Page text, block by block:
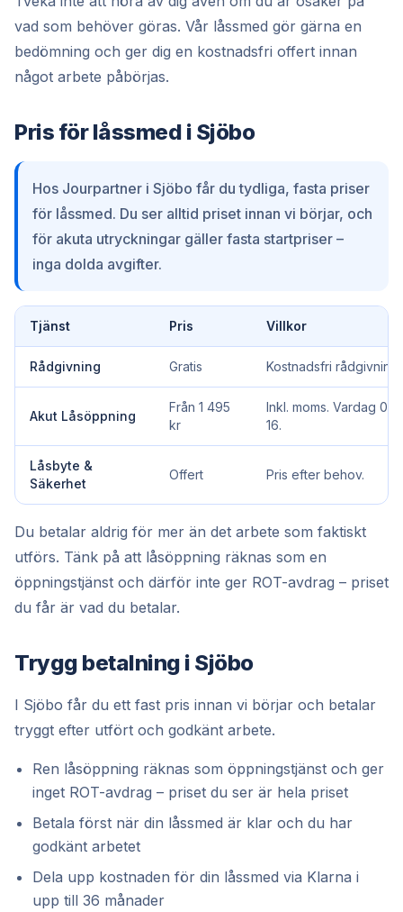
vad som behöver göras. Vår låssmed gör gärna en
bedömning och ger dig en kostnadsfri offert innan
något arbete påbörjas.
Pris för låssmed i Sjöbo
Hos Jourpartner i Sjöbo får du tydliga, fasta priser
för låssmed. Du ser alltid priset innan vi börjar, och
för akuta utryckningar gäller fasta startpriser –
inga dolda avgifter.
Tjänst Pris Villkor
Rådgivning Gratis Kostnadsfri rådgivning.
Akut Låsöppning
Från 1 495
kr
Inkl. moms. Vardag 07–
16.
Låsbyte &
Säkerhet
Offert Pris efter behov.
Du betalar aldrig för mer än det arbete som faktiskt
utförs. Tänk på att låsöppning räknas som en
öppningstjänst och därför inte ger ROT-avdrag – priset
du får är vad du betalar.
Trygg betalning i Sjöbo
I Sjöbo får du ett fast pris innan vi börjar och betalar
tryggt efter utfört och godkänt arbete.
Ren låsöppning räknas som öppningstjänst och ger
inget ROT-avdrag – priset du ser är hela priset
Betala först när din låssmed är klar och du har
godkänt arbetet
Dela upp kostnaden för din låssmed via Klarna i
upp till 36 månader